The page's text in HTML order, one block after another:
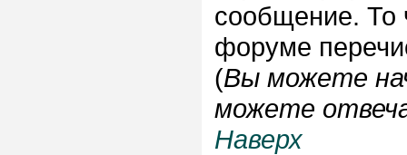
сообщение. То
форуме
(Вы можете
можете
Наверх